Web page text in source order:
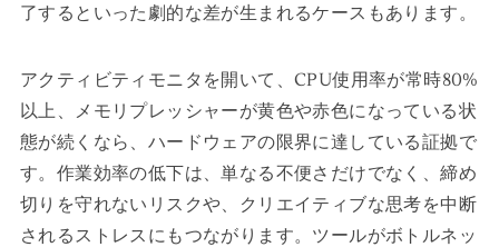
了するといった劇的な差が生まれるケースもあります。
アクティビティモニタを開いて、CPU使用率が常時80%
以上、メモリプレッシャーが黄色や赤色になっている状
態が続くなら、ハードウェアの限界に達している証拠で
す。作業効率の低下は、単なる不便さだけでなく、締め
切りを守れないリスクや、クリエイティブな思考を中断
されるストレスにもつながります。ツールがボトルネッ